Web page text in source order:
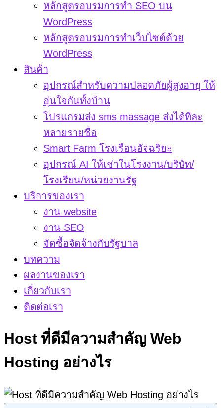
หลักสูตรอบรมการทำ SEO บน
WordPress
หลักสูตรอบรมการทำเว็บไซต์ด้วย
WordPress
สินค้า
อุปกรณ์สำหรับความปลอดภัยผู้สูงอายุ ให้
อุ่นใจกันทั้งบ้าน
โปรแกรมส่ง sms massage ส่งได้ทีละ
หลายรายชื่อ
Smart Farm โรงเรือนอัจฉริยะ
อุปกรณ์ AI ให้เช่าในโรงงาน/บริษัท/
โรงเรียน/หน่วยงานรัฐ
บริการของเรา
งาน website
งาน SEO
จัดซื้อจัดจ้างกับรัฐบาล
บทความ
ผลงานของเรา
เกี่ยวกับเรา
ติดต่อเรา
Host ที่ดีมีความสำคัญ Web
Hosting อย่างไร